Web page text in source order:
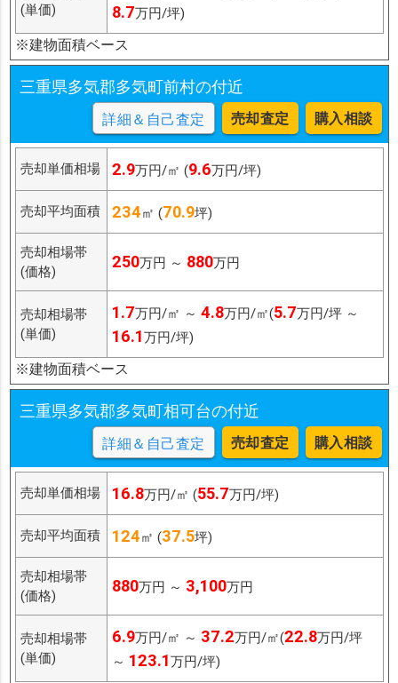
(単価)
8.7万円/坪)
※建物面積ベース
三重県多気郡多気町前村の付近
詳細＆自己査定 売却査定 購入相談
売却単価相場 2.9万円/㎡ (9.6万円/坪)
売却平均面積 234㎡ (70.9坪)
売却相場帯
(価格)
250万円 ～ 880万円
売却相場帯
(単価)
1.7万円/㎡ ～ 4.8万円/㎡(5.7万円/坪 ～
16.1万円/坪)
※建物面積ベース
三重県多気郡多気町相可台の付近
詳細＆自己査定 売却査定 購入相談
売却単価相場 16.8万円/㎡ (55.7万円/坪)
売却平均面積 124㎡ (37.5坪)
売却相場帯
(価格)
880万円 ～ 3,100万円
売却相場帯
(単価)
6.9万円/㎡ ～ 37.2万円/㎡(22.8万円/坪
～ 123.1万円/坪)